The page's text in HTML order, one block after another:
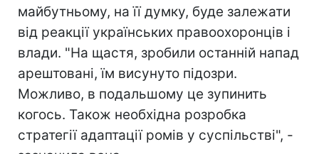
майбутньому, на її думку, буде залежати
від реакції українських правоохоронців і
влади. "На щастя, зробили останній напад
арештовані, їм висунуто підозри.
Можливо, в подальшому це зупинить
когось. Також необхідна розробка
стратегії адаптації ромів у суспільстві", -